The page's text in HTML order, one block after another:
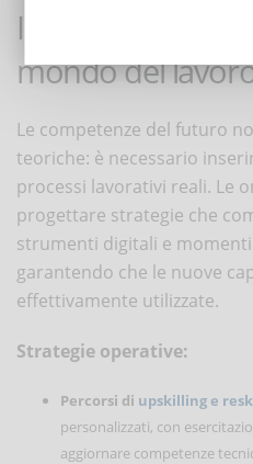
Integrazione
mondo del
Le competenze del futuro
teoriche: è necessario
processi lavorativi reali. Le
progettare strategie che
strumenti digitali e
garantendo che le nuove
effettivamente utilizzate.
Strategie operative:
Percorsi di upskilling e
personalizzati, con
aggiornare competenze